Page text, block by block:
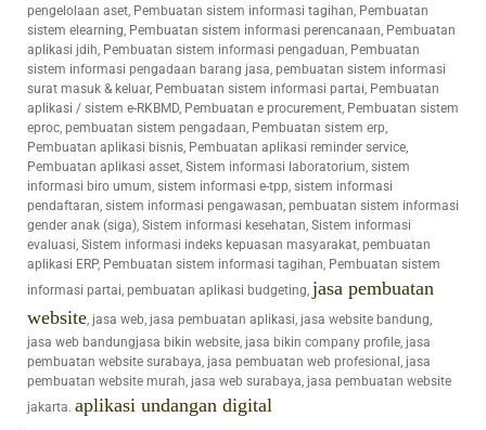
pengelolaan aset, Pembuatan sistem informasi tagihan, Pembuatan
sistem elearning, Pembuatan sistem informasi perencanaan, Pembuatan
aplikasi jdih, Pembuatan sistem informasi pengaduan, Pembuatan
sistem informasi pengadaan barang jasa, pembuatan sistem informasi
surat masuk & keluar, Pembuatan sistem informasi partai, Pembuatan
aplikasi / sistem e-RKBMD, Pembuatan e procurement, Pembuatan sistem
eproc, pembuatan sistem pengadaan, Pembuatan sistem erp,
Pembuatan aplikasi bisnis, Pembuatan aplikasi reminder service,
Pembuatan aplikasi asset, Sistem informasi laboratorium, sistem
informasi biro umum, sistem informasi e-tpp, sistem informasi
pendaftaran, sistem informasi pengawasan, pembuatan sistem informasi
gender anak (siga), Sistem informasi kesehatan, Sistem informasi
evaluasi, Sistem informasi indeks kepuasan masyarakat, pembuatan
aplikasi ERP, Pembuatan sistem informasi tagihan, Pembuatan sistem
informasi partai, pembuatan aplikasi budgeting, jasa pembuatan
website , jasa web, jasa pembuatan aplikasi, jasa website bandung,
jasa web bandungjasa bikin website, jasa bikin company profile, jasa
pembuatan website surabaya, jasa pembuatan web profesional, jasa
pembuatan website murah, jasa web surabaya, jasa pembuatan website
jakarta. aplikasi undangan digital